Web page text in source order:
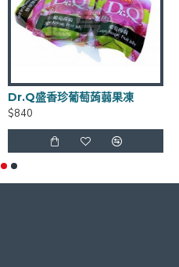
品*恕不退換貨
存 LINE
斤(長+寬+高<105cm)
Dr.Q盛香珍葡萄蒟蒻果凍
$840